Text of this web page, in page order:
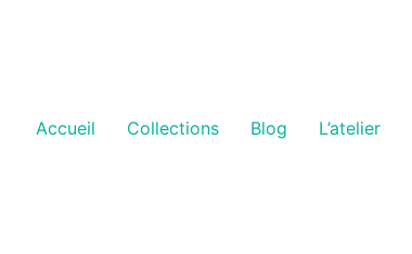
Accueil Collections Blog L’atelier